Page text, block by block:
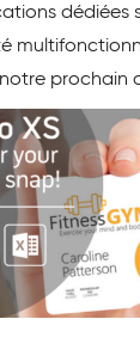
dédiées
prochain